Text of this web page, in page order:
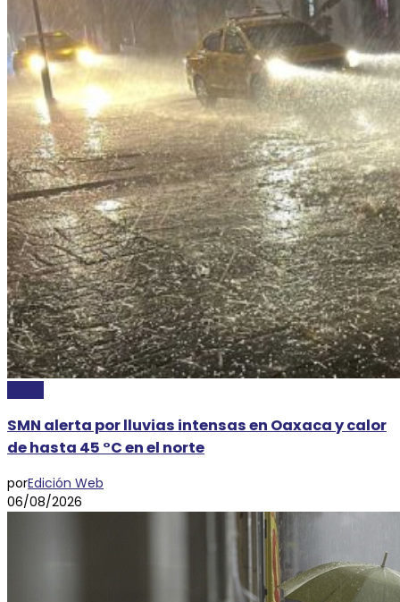
SMN alerta por lluvias intensas en Oaxaca y calor
de hasta 45 °C en el norte
porEdición Web
06/08/2026